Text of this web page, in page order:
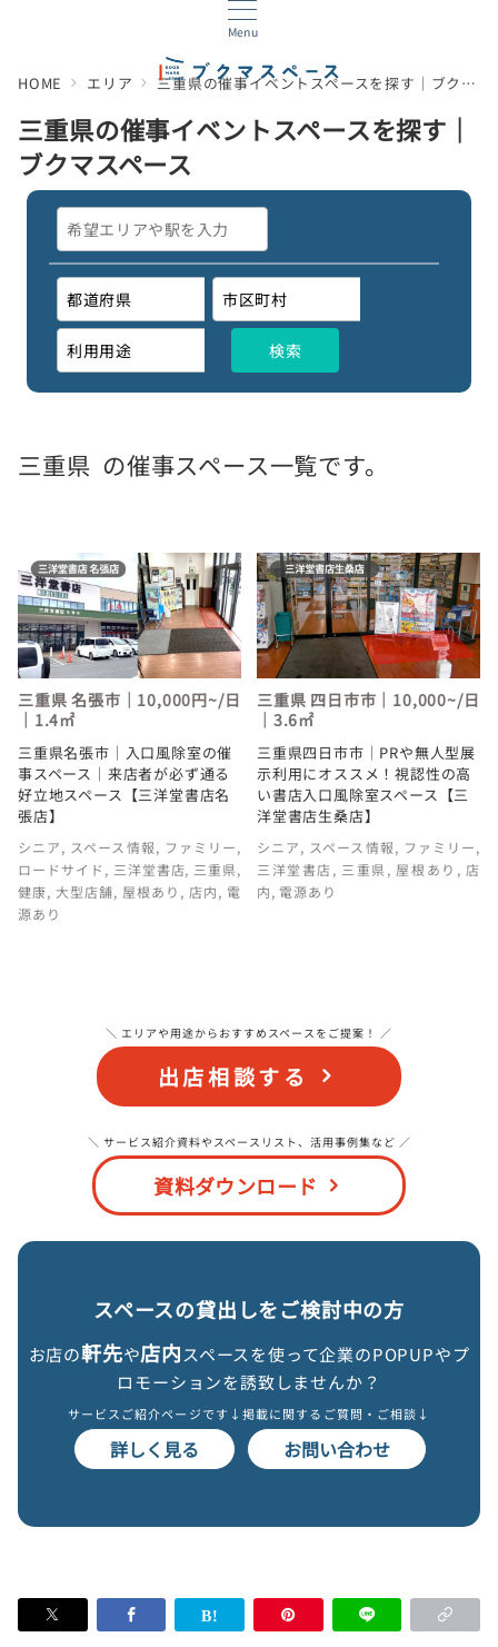
Menu
HOME エリア 三重県の催事イベントスペースを探す｜ブクマスペース
三重県の催事イベントスペースを探す｜
ブクマスペース
三重県 の催事スペース一覧です。
三重県 名張市｜10,000円~/日
｜1.4㎡
三重県名張市｜入口風除室の催
事スペース｜来店者が必ず通る
好立地スペース【三洋堂書店名
張店】
シニア, スペース情報, ファミリー,
ロードサイド, 三洋堂書店, 三重県,
健康, 大型店舗, 屋根あり , 店内, 電
源あり
三重県 四日市市｜10,000~/日
｜3.6㎡
三重県四日市市｜PRや無人型展
示利用にオススメ！視認性の高
い書店入口風除室スペース【三
洋堂書店生桑店】
シニア, スペース情報, ファミリー,
三洋堂書店, 三重県, 屋根あり , 店
内, 電源あり
＼ エリアや用途からおすすめスペースをご提案！ ／
出店相談する
＼ サービス紹介資料やスペースリスト、活用事例集など ／
資料ダウンロード
スペースの貸出しをご検討中の方
お店の軒先や店内スペースを使って企業のPOPUPやプ
ロモーションを誘致しませんか？
サービスご紹介ページです↓
詳しく見る
掲載に関するご質問・ご相談↓
お問い合わせ